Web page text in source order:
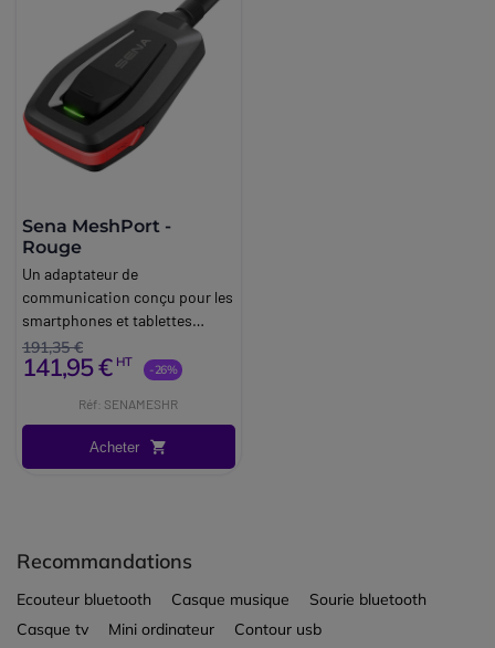
Sena MeshPort -
Rouge
Un adaptateur de
communication conçu pour les
smartphones et tablettes
Bluetooth – idéal pour des
communications internes et
191,35 €
141,95 € HT -26%
Réf: SENAMESHR
Acheter
Recommandations
Ecouteur bluetooth Casque musique
Sourie bluetooth
Casque tv
Mini ordinateur
Contour usb